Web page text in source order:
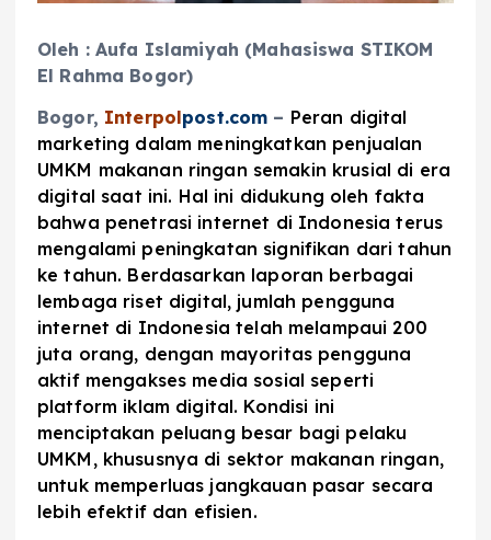
Oleh : Aufa Islamiyah (Mahasiswa STIKOM
El Rahma Bogor)
Bogor, Interpolpost.com – Peran digital
marketing dalam meningkatkan penjualan
UMKM makanan ringan semakin krusial di era
digital saat ini. Hal ini didukung oleh fakta
bahwa penetrasi internet di Indonesia terus
mengalami peningkatan signifikan dari tahun
ke tahun. Berdasarkan laporan berbagai
lembaga riset digital, jumlah pengguna
internet di Indonesia telah melampaui 200
juta orang, dengan mayoritas pengguna
aktif mengakses media sosial seperti
platform iklam digital. Kondisi ini
menciptakan peluang besar bagi pelaku
UMKM, khususnya di sektor makanan ringan,
untuk memperluas jangkauan pasar secara
lebih efektif dan efisien.